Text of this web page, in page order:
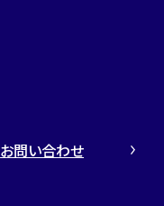
お問い合わせ